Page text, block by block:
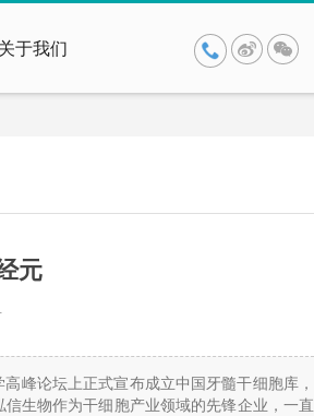
关于我们
元
峰论坛上正式宣布成立中国牙髓干细胞库，
生物作为干细胞产业领域的先锋企业，一直